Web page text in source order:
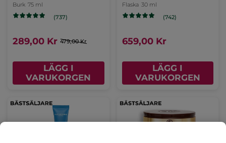
Burk 75 ml
(737)
289,00 Kr 479,00 Kr
LÄGG I
VARUKORGEN
Flaska 30 ml
(742)
659,00 Kr
LÄGG I
VARUKORGEN